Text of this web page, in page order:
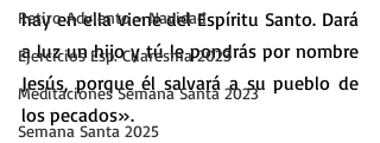
Retiro Adviento - Navidad
Ejercicios Esp. Cuaresma 2023
Meditaciones Semana Santa 2023
Semana Santa 2025
hay en ella viene del Espíritu Santo. Dará
a luz un hijo y tú le pondrás por nombre
Jesús, porque él salvará a su pueblo de
los pecados».